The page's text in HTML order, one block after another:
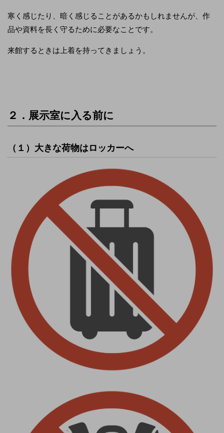
寒く感じたり、暗く感じることがあるかもしれませんが、作
品や資料を長く守るために必要なことです。
来館するときは上着を持ってきましょう。
２．展示室に入る前に
（１）大きな荷物はロッカーへ